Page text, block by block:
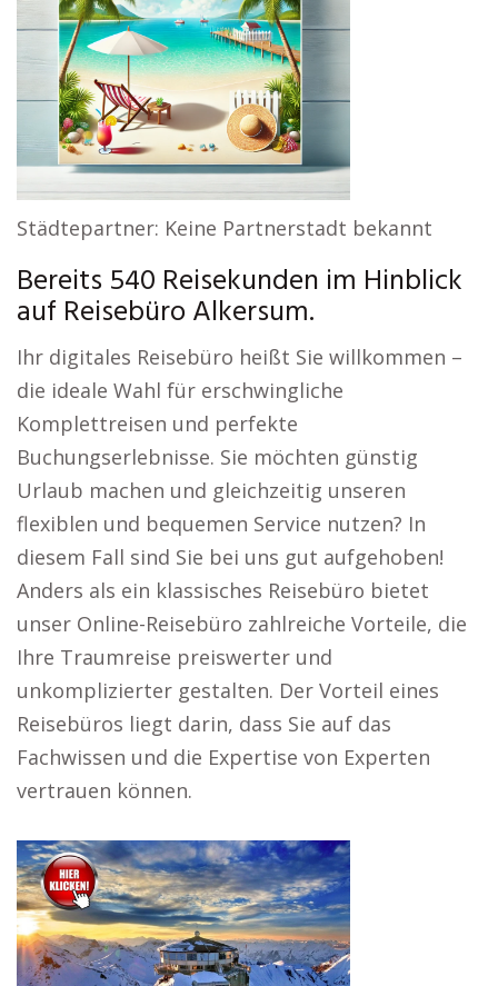
Städtepartner: Keine Partnerstadt bekannt
Bereits 540 Reisekunden im Hinblick
auf Reisebüro Alkersum.
Ihr digitales Reisebüro heißt Sie willkommen –
die ideale Wahl für erschwingliche
Komplettreisen und perfekte
Buchungserlebnisse. Sie möchten günstig
Urlaub machen und gleichzeitig unseren
flexiblen und bequemen Service nutzen? In
diesem Fall sind Sie bei uns gut aufgehoben!
Anders als ein klassisches Reisebüro bietet
unser Online-Reisebüro zahlreiche Vorteile, die
Ihre Traumreise preiswerter und
unkomplizierter gestalten. Der Vorteil eines
Reisebüros liegt darin, dass Sie auf das
Fachwissen und die Expertise von Experten
vertrauen können.